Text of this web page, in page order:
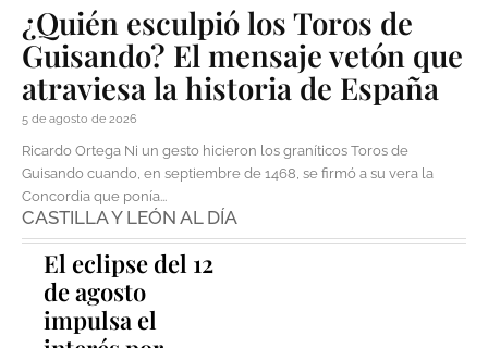
¿Quién esculpió los Toros de
Guisando? El mensaje vetón que
atraviesa la historia de España
5 de agosto de 2026
Ricardo Ortega Ni un gesto hicieron los graníticos Toros de
Guisando cuando, en septiembre de 1468, se firmó a su vera la
Concordia que ponía...
CASTILLA Y LEÓN AL DÍA
El eclipse del 12
de agosto
impulsa el